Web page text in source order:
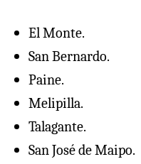
El Monte.
San Bernardo.
Paine.
Melipilla.
Talagante.
San José de Maipo.